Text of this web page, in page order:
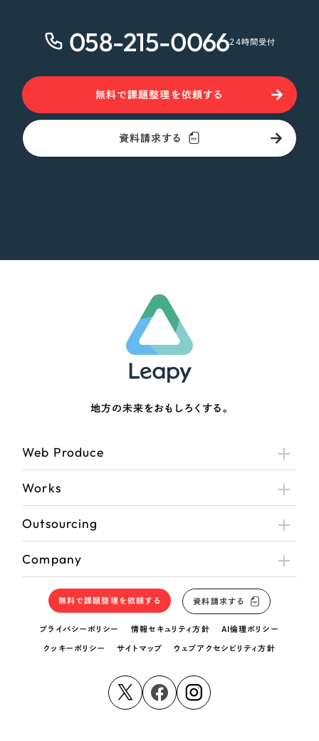
058-215-006624時間受付
無料で課題整理を依頼する
資料請求する
地方の未来をおもしろくする。
Web Produce
Works
Outsourcing
Company
無料で課題整理を依頼する 資料請求する
プライバシーポリシー 情報セキュリティ方針 AI倫理ポリシー
クッキーポリシー サイトマップ ウェブアクセシビリティ方針